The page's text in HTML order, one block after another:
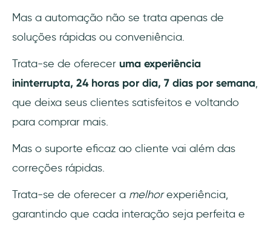
2- Aumento da satisfação e da fidelidade do
cliente
3- Opções aprimoradas de
autoatendimento
4- Sem esgotamento ao lidar com casos
complicados
Recapitulando: Benefícios da automação do
suporte ao cliente
Como implementar a automação do
atendimento ao cliente
Mas a automação não se trata apenas de
soluções rápidas ou conveniência.
Trata-se de oferecer uma experiência
ininterrupta, 24 horas por dia, 7 dias por semana,
que deixa seus clientes satisfeitos e voltando
para comprar mais.
Mas o suporte eficaz ao cliente vai além das
correções rápidas.
Trata-se de oferecer a melhorexperiência,
garantindo que cada interação seja perfeita e